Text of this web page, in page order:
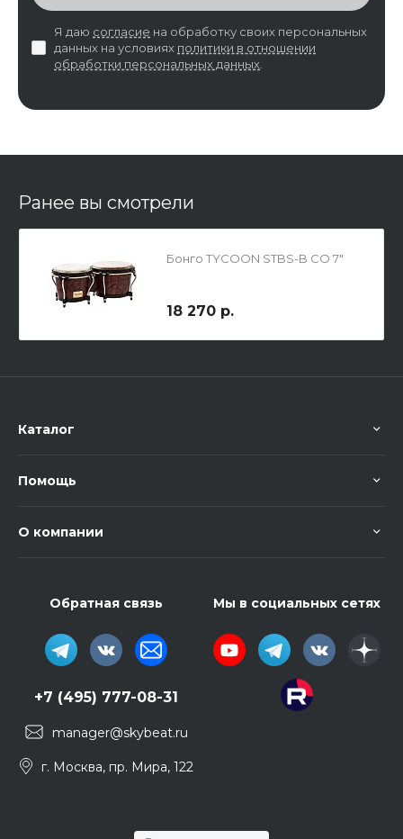
Я даю согласие на обработку своих персональных
данных на условиях политики в отношении
обработки персональных данных
Ранее вы смотрели
Бонго TYCOON STBS-B CO 7"
18 270 р.
Каталог
Помощь
О компании
Обратная связь
+7 (495) 777-08-31
manager@skybeat.ru
г. Москва, пр. Мира, 122
Мы в социальных сетях